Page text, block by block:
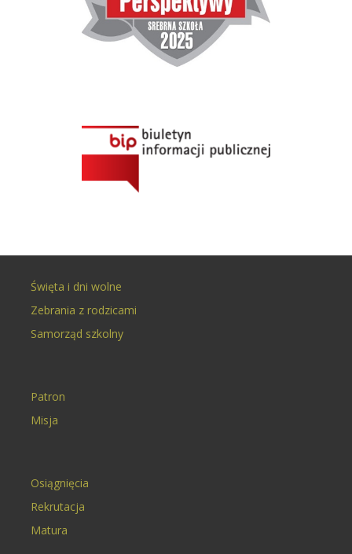
Święta i dni wolne
Zebrania z rodzicami
Samorząd szkolny
Patron
Misja
Osiągnięcia
Rekrutacja
Matura